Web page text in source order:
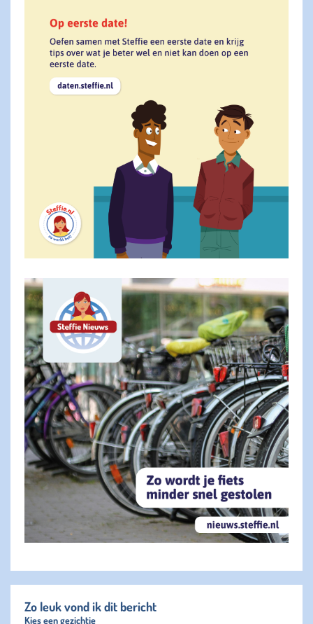
Zo leuk vond ik dit bericht
Kies een gezichtje